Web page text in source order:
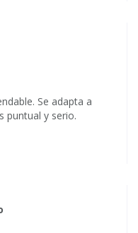
Se adapta a
puntual y serio.